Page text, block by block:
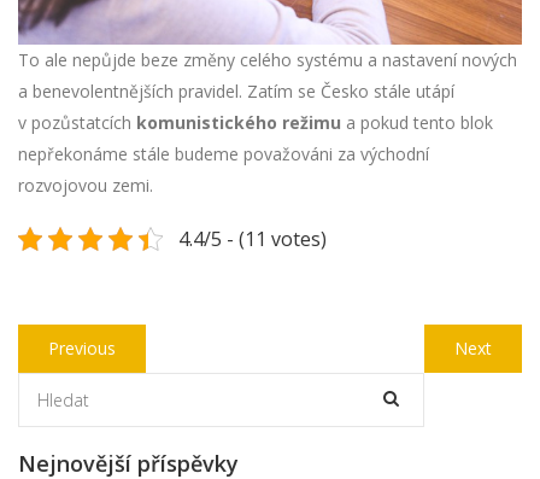
To ale nepůjde beze změny celého systému a nastavení nových
a benevolentnějších pravidel. Zatím se Česko stále utápí
v pozůstatcích komunistického režimu a pokud tento blok
nepřekonáme stále budeme považováni za východní
rozvojovou zemi.
4.4/5 - (11 votes)
Navigace
pro
příspěvek
Previous
post:
NextNext
post:
Nejnovější příspěvky